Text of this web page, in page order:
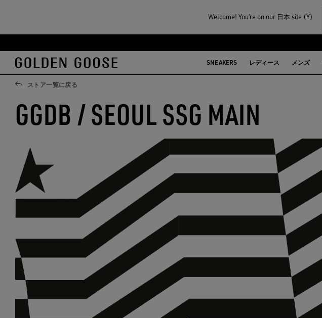
Welcome! You‘re on our 日本 site (¥)
メ
イ
ン
コ
テ
ン
す
る
フ
ッ
タ
ー
ン
テ
行
す
SNEAKERS レディース メンズ
ストア一覧に戻る
GGDB / SEOUL SSG MAIN